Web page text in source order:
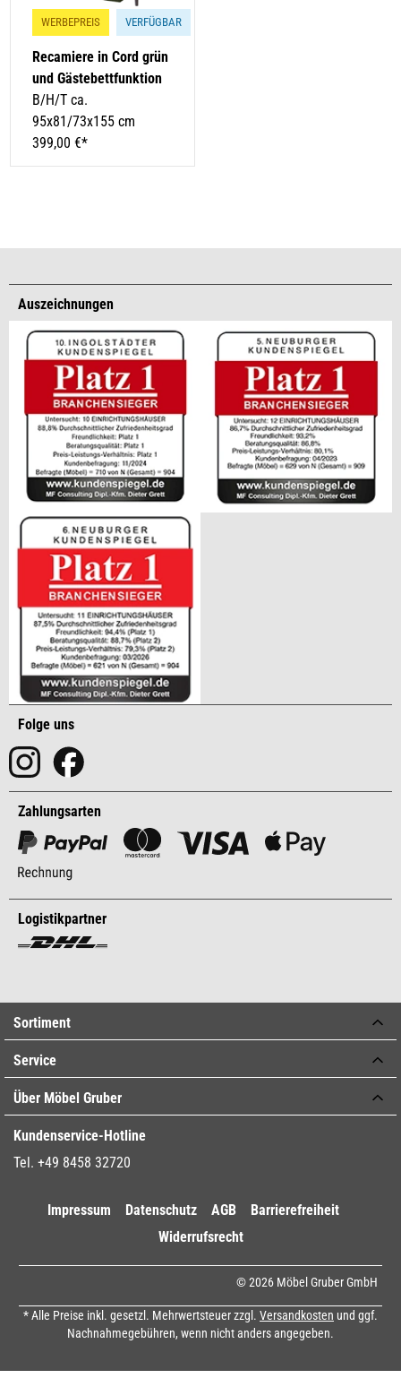
WERBEPREIS VERFÜGBAR
Recamiere in Cord grün
und Gästebettfunktion
B/H/T ca.
95x81/73x155 cm
399,00 €*
Auszeichnungen
Folge uns
Zahlungsarten
Logistikpartner
Sortiment
Service
Über Möbel Gruber
Kundenservice-Hotline
Tel. +49 8458 32720
Impressum Datenschutz AGB
Barrierefreiheit
Widerrufsrecht
© 2026 Möbel Gruber GmbH
* Alle Preise inkl. gesetzl. Mehrwertsteuer zzgl. Versandkosten und ggf.
Nachnahmegebühren, wenn nicht anders angegeben.